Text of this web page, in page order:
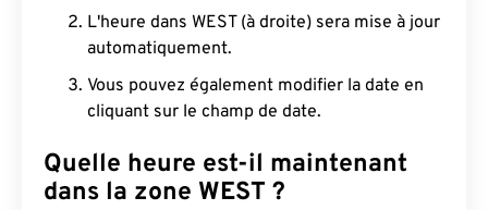
L'heure dans WEST (à droite) sera mise à jour
automatiquement.
Vous pouvez également modifier la date en
cliquant sur le champ de date.
Quelle heure est-il maintenant
dans la zone WEST ?